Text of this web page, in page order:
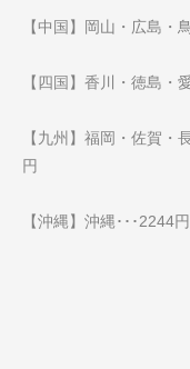
【中国】岡山・広島・
【四国】香川・徳島・
【九州】福岡・佐賀・
円
【沖縄】沖縄･･･2244円